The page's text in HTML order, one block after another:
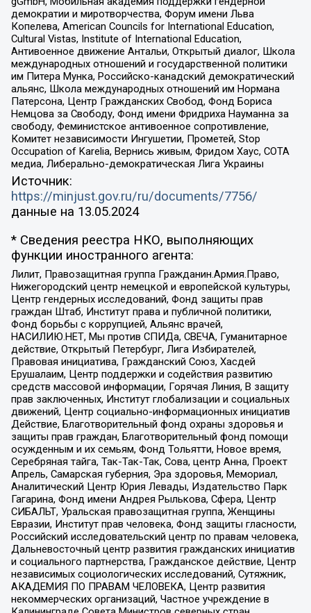
демократии и миротворчества, Форум имени Льва
Копелева, American Councils for International Education,
Cultural Vistas, Institute of International Education,
Антивоенное движение Антальи, Открытый диалог, Школа
международных отношений и государственной политики
им Питера Мунка, Российско-канадский демократический
альянс, Школа международных отношений им Нормана
Патерсона, Центр Гражданских Свобод, Фонд Бориса
Немцова за Свободу, Фонд имени Фридриха Науманна за
свободу, Феминистское антивоенное сопротивление,
Комитет независимости Ингушетии, Прометей, Stop
Occupation of Karelia, Вернись живым, Фридом Хаус, СОТА
медиа, Либерально-демократическая Лига Украины
Источник:
https://minjust.gov.ru/ru/documents/7756/
данные на 13.05.2024
* Сведения реестра НКО, выполняющих
функции иностранного агента:
Лилит, Правозащитная группа Гражданин.Армия.Право,
Нижегородский центр немецкой и европейской культуры,
Центр гендерных исследований, Фонд защиты прав
граждан Штаб, Институт права и публичной политики,
Фонд борьбы с коррупцией, Альянс врачей,
НАСИЛИЮ.НЕТ, Мы против СПИДа, СВЕЧА, Гуманитарное
действие, Открытый Петербург, Лига Избирателей,
Правовая инициатива, Гражданский Союз, Хасдей
Ерушалаим, Центр поддержки и содействия развитию
средств массовой информации, Горячая Линия, В защиту
прав заключенных, Институт глобализации и социальных
движений, Центр социально-информационных инициатив
Действие, Благотворительный фонд охраны здоровья и
защиты прав граждан, Благотворительный фонд помощи
осужденным и их семьям, Фонд Тольятти, Новое время,
Серебряная тайга, Так-Так-Так, Сова, центр Анна, Проект
Апрель, Самарская губерния, Эра здоровья, Мемориал,
Аналитический Центр Юрия Левады, Издательство Парк
Гагарина, Фонд имени Андрея Рылькова, Сфера, Центр
СИБАЛЬТ, Уральская правозащитная группа, Женщины
Евразии, Институт прав человека, Фонд защиты гласности,
Российский исследовательский центр по правам человека,
Дальневосточный центр развития гражданских инициатив
и социального партнерства, Гражданское действие, Центр
независимых социологических исследований, Сутяжник,
АКАДЕМИЯ ПО ПРАВАМ ЧЕЛОВЕКА, Центр развития
некоммерческих организаций, Частное учреждение в